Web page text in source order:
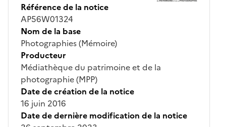
Référence de la notice
AP56W01324
Nom de la base
Photographies (Mémoire)
Producteur
Médiathèque du patrimoine et de la
photographie (MPP)
Date de création de la notice
16 juin 2016
Date de dernière modification de la notice